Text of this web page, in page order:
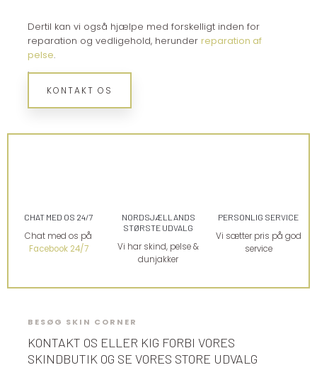
Dertil kan vi også hjælpe med forskelligt inden for
reparation og vedligehold, herunder reparation af
pelse.
.​
KONTAKT OS​
CHAT MED OS 24/7
Chat med os på
Facebook 24/7
NORDSJÆLLANDS
STØRSTE UDVALG
Vi har skind, pelse &
dunjakker
PERSONLIG SERVICE​
Vi sætter pris på god
service
BESØG SKIN CORNER
KONTAKT OS ELLER KIG FORBI VORES
SKINDBUTIK OG SE VORES STORE UDVALG